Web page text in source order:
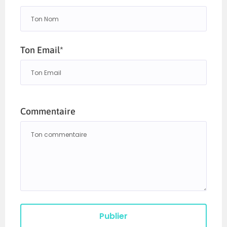
Snatch
70
50
Clean & Jerk
sur les 3
Ton Email*
Commentaire